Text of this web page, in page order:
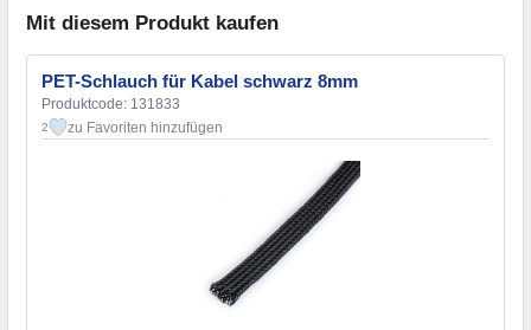
Mit diesem Produkt kaufen
PET-Schlauch für Kabel schwarz 8mm
Produktcode: 131833
2 zu Favoriten hinzufügen